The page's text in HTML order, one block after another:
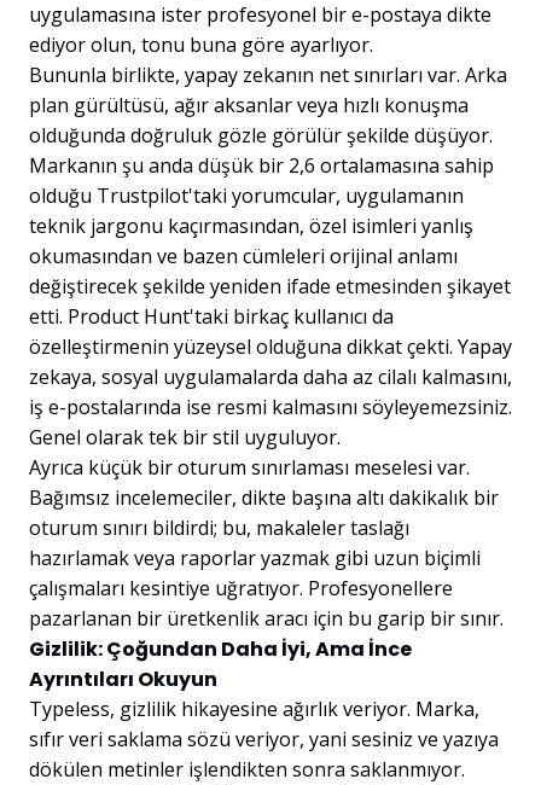
uygulamasına ister profesyonel bir e-postaya dikte
ediyor olun, tonu buna göre ayarlıyor.
Bununla birlikte, yapay zekanın net sınırları var. Arka
plan gürültüsü, ağır aksanlar veya hızlı konuşma
olduğunda doğruluk gözle görülür şekilde düşüyor.
Markanın şu anda düşük bir 2,6 ortalamasına sahip
olduğu Trustpilot'taki yorumcular, uygulamanın
teknik jargonu kaçırmasından, özel isimleri yanlış
okumasından ve bazen cümleleri orijinal anlamı
değiştirecek şekilde yeniden ifade etmesinden şikayet
etti. Product Hunt'taki birkaç kullanıcı da
özelleştirmenin yüzeysel olduğuna dikkat çekti. Yapay
zekaya, sosyal uygulamalarda daha az cilalı kalmasını,
iş e-postalarında ise resmi kalmasını söyleyemezsiniz.
Genel olarak tek bir stil uyguluyor.
Ayrıca küçük bir oturum sınırlaması meselesi var.
Bağımsız incelemeciler, dikte başına altı dakikalık bir
oturum sınırı bildirdi; bu, makaleler taslağı
hazırlamak veya raporlar yazmak gibi uzun biçimli
çalışmaları kesintiye uğratıyor. Profesyonellere
pazarlanan bir üretkenlik aracı için bu garip bir sınır.
Gizlilik: Çoğundan Daha İyi, Ama İnce
Ayrıntıları Okuyun
Typeless, gizlilik hikayesine ağırlık veriyor. Marka,
sıfır veri saklama sözü veriyor, yani sesiniz ve yazıya
dökülen metinler işlendikten sonra saklanmıyor.